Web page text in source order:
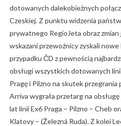
dotowanych dalekobieżnych
Czeskiej. Z punktu widzenia
prywatnego RegioJeta obraz
wskazani przewoźnicy zyskali
przypadku ČD z pewnością
obsługi wszystkich dotowanych
Pragę i Pilzno na skutek
Arriva wygrała przetarg na
lat linii Ex6 Praga – Pilzno – Cheb
Klatovy – (Železná Ruda). Z kolei